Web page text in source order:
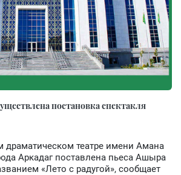
постановка спектакля
драматическом театре имени Амана
Аркадаг поставлена пьеса Ашыра
«Лето с радугой», сообщает